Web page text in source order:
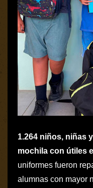
1.264 niños, niñas
mochila con útiles
uniformes fueron
alumnas con mayor